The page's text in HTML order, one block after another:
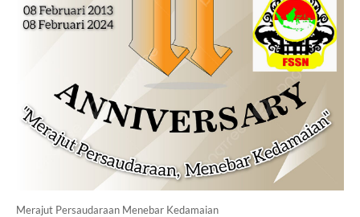
Merajut Persaudaraan Menebar Kedamaian